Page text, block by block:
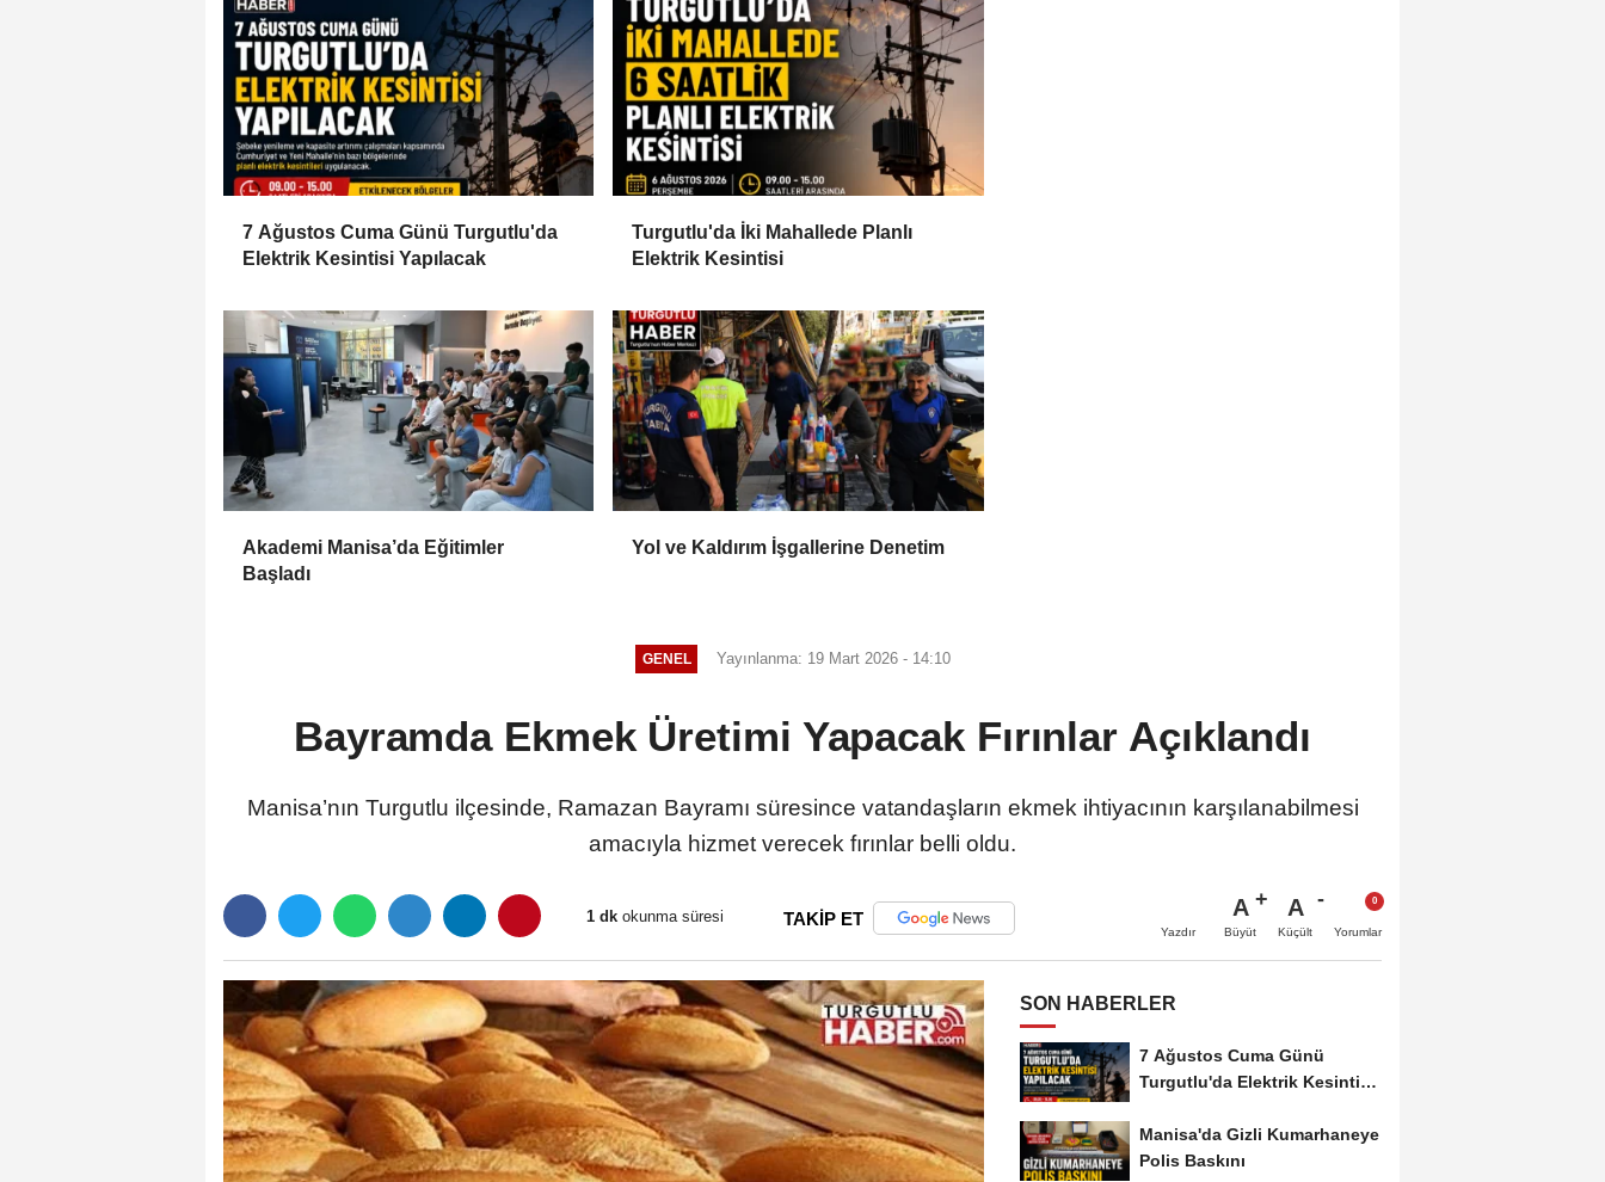
7 Ağustos Cuma Günü Turgutlu'da
Elektrik Kesintisi Yapılacak
Turgutlu'da İki Mahallede Planlı
Elektrik Kesintisi
Akademi Manisa’da Eğitimler
Başladı
Yol ve Kaldırım İşgallerine Denetim
GENEL Yayınlanma: 19 Mart 2026 - 14:10
Bayramda Ekmek Üretimi Yapacak Fırınlar Açıklandı
Manisa’nın Turgutlu ilçesinde, Ramazan Bayramı süresince vatandaşların ekmek ihtiyacının karşılanabilmesi
amacıyla hizmet verecek fırınlar belli oldu.
1 dk okunma süresi TAKİP ET
Yazdır
A
Büyüt
A
Küçült Yorumlar
SON HABERLER
7 Ağustos Cuma Günü
Turgutlu'da Elektrik Kesintisi
Manisa'da Gizli Kumarhaneye
Polis Baskını